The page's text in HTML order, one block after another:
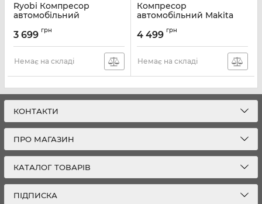
Ryobi Компресор
автомобільний
R18i-0, 10.3 / 150 Бар, без
3 699 грн
Немає на складі
Компресор
автомобільний Makita
акумуляторний, 10.8 В
4 499 грн
Немає на складі
КОНТАКТИ
ПРО МАГАЗИН
КАТАЛОГ ТОВАРІВ
ПІДПИСКА